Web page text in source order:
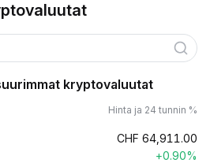
kryptovaluutat
Hinta ja 24 tunnin %
CHF 64,911.00
+0.90%